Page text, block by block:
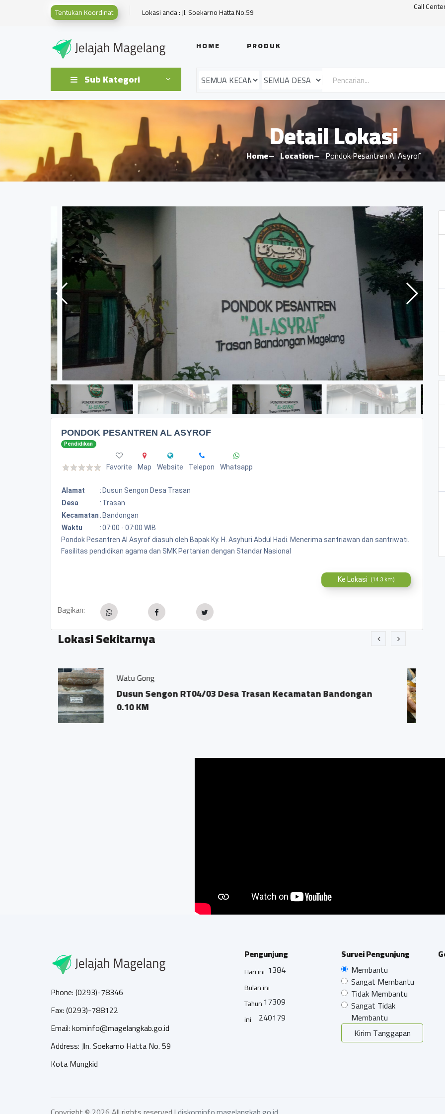
Tentukan Koordinat Lokasi anda : Jl. Soekarno Hatta No.59 Call
HOME PRODUK
Sub Kategori
Detail Lokasi
Home Location Pondok Pesantren Al Asyrof
PONDOK PESANTREN AL ASYROF
Pendidikan
Favorite Map Website Telepon Whatsapp
Alamat : Dusun Sengon Desa Trasan
Desa
: Trasan
Kecamatan : Bandongan
Waktu
:07:00 - 07:00 WIB
Pondok Pesantren Al Asyrof diasuh oleh Bapak Ky. H. Asyhuri Abdul Hadi. Menerima santriawan dan santriwati.
Fasilitas pendidikan agama dan SMK Pertanian dengan Standar Nasional
Ke Lokasi (14.3 km)
Bagikan:
Lokasi Sekitarnya
Bandongan
Dsn. Sengon RT04/03 Ds. Trasan Kec. Bandongan
Phone: (0293)-78346
Fax: (0293)-788122
Email: kominfo@magelangkab.go.id
Address: Jln. Soekarno Hatta No. 59
Kota Mungkid
Pengunjung
Hari ini 1384
Bulan ini
17309
Tahun
ini
240179
Survei Pengunjung
Membantu
Sangat Membantu
Tidak Membantu
Sangat Tidak
Membantu
Kirim Tanggapan